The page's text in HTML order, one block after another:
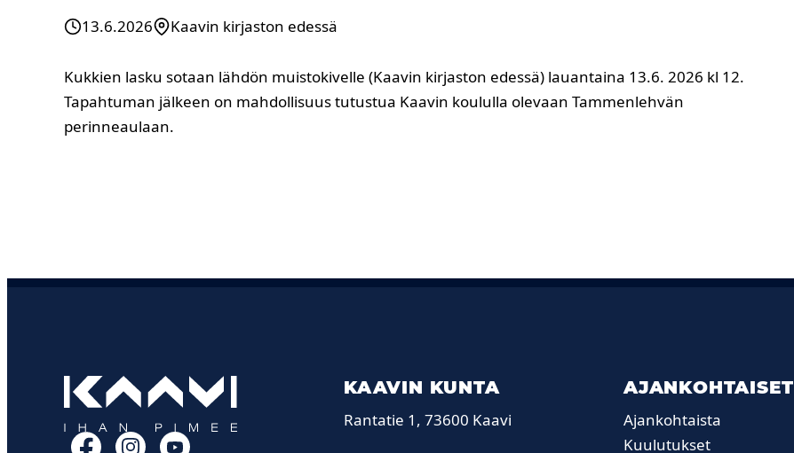
13.6.2026 Kaavin kirjaston edessä
Kukkien lasku sotaan lähdön muistokivelle (Kaavin kirjaston edessä) lauantaina 13.6. 2026 kl 12.
Tapahtuman jälkeen on mahdollisuus tutustua Kaavin koululla olevaan Tammenlehvän
perinneaulaan.
FacebookInstagram
KAAVIN KUNTA
Rantatie 1, 73600 Kaavi
AJANKOHTAISET
Ajankohtaista
Kuulutukset